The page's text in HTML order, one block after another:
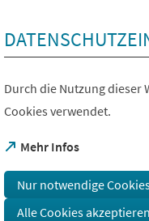
Durch die Nutzung dieser
Cookies verwendet.
Mehr Infos
(Öffnet
einem
neuen
Tab)
Nur notwendige
Alle Cookies akzeptieren